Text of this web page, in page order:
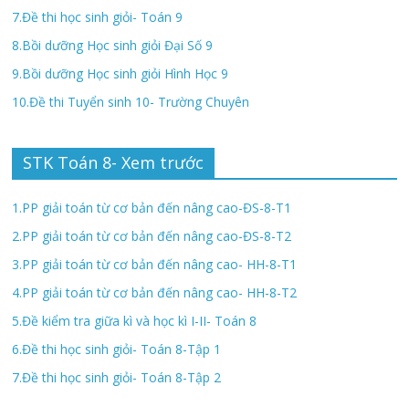
7.Đề thi học sinh giỏi- Toán 9
8.Bồi dưỡng Học sinh giỏi Đại Số 9
9.Bồi dưỡng Học sinh giỏi Hình Học 9
10.Đề thi Tuyển sinh 10- Trường Chuyên
STK Toán 8- Xem trước
1.PP giải toán từ cơ bản đến nâng cao-ĐS-8-T1
2.PP giải toán từ cơ bản đến nâng cao-ĐS-8-T2
3.PP giải toán từ cơ bản đến nâng cao- HH-8-T1
4.PP giải toán từ cơ bản đến nâng cao- HH-8-T2
5.Đề kiểm tra giữa kì và học kì I-II- Toán 8
6.Đề thi học sinh giỏi- Toán 8-Tập 1
7.Đề thi học sinh giỏi- Toán 8-Tập 2